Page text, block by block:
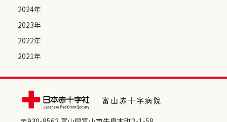
2024年
2023年
2022年
2021年